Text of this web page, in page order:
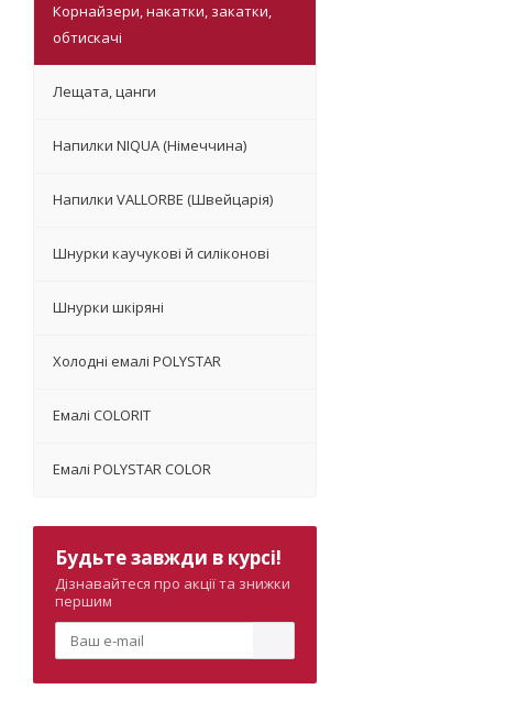
Корнайзери, накатки, закатки,
обтискачі
Лещата, цанги
Напилки NIQUA (Німеччина)
Напилки VALLORBE (Швейцарія)
Шнурки каучукові й силіконові
Шнурки шкіряні
Холодні емалі POLYSTAR
Емалі COLORIT
Емалі POLYSTAR COLOR
Будьте завжди в курсі!
Дізнавайтеся про акції та знижки
першим